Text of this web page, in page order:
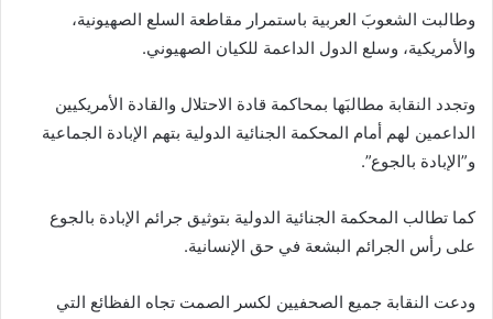
وطالبت الشعوبَ العربية باستمرار مقاطعة السلع الصهيونية،
والأمريكية، وسلع الدول الداعمة للكيان الصهيوني.
وتجدد النقابة مطالبَها بمحاكمة قادة الاحتلال والقادة الأمريكيين
الداعمين لهم أمام المحكمة الجنائية الدولية بتهم الإبادة الجماعية
و”الإبادة بالجوع”.
كما تطالب المحكمة الجنائية الدولية بتوثيق جرائم الإبادة بالجوع
على رأس الجرائم البشعة في حق الإنسانية.
ودعت النقابة جميع الصحفيين لكسر الصمت تجاه الفظائع التي